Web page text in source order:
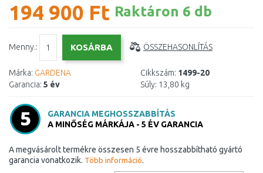
194 900 Ft Raktáron 6 db
Menny.: ÖSSZEHASONLÍTÁS
Márka: GARDENA
Garancia: 5 év
Cikkszám: 1499-20
Súly: 13,80 kg
GARANCIA MEGHOSSZABBÍTÁS
A MINŐSÉG MÁRKÁJA - 5 ÉV GARANCIA
A megvásárolt termékre összesen 5 évre hosszabbítható gyártó
garancia vonatkozik. Több információ.